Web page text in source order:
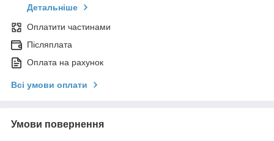
Детальніше
Оплатити частинами
Післяплата
Оплата на рахунок
Всі умови оплати
Умови повернення